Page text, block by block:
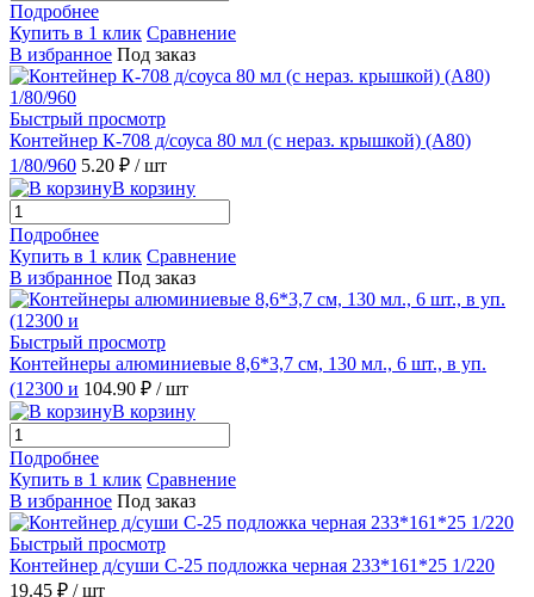
Подробнее
Купить в 1 клик Сравнение
В избранное Под заказ
Быстрый просмотр
Контейнер К-708 д/соуса 80 мл (с нераз. крышкой) (А80)
1/80/960 5.20 ₽ / шт
В корзину
Подробнее
Купить в 1 клик Сравнение
В избранное Под заказ
Быстрый просмотр
Контейнеры алюминиевые 8,6*3,7 см, 130 мл., 6 шт., в уп.
(12300 и 104.90 ₽ / шт
В корзину
Подробнее
Купить в 1 клик Сравнение
В избранное Под заказ
Быстрый просмотр
Контейнер д/суши С-25 подложка черная 233*161*25 1/220
19.45 ₽ / шт